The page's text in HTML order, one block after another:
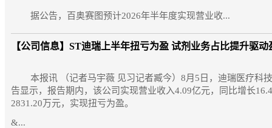
据公告，百奥赛图预计2026年半年度实现营业收...
【公司信息】 ST迪瑞上半年扭亏为盈 试剂业务占比提升驱动
本报讯 （记者马宇薇 见习记者臧今）8月5日，迪瑞医疗科技
告显示，报告期内，该公司实现营业收入4.09亿元，同比增长
2831.20万元，实现扭亏为盈。
&...